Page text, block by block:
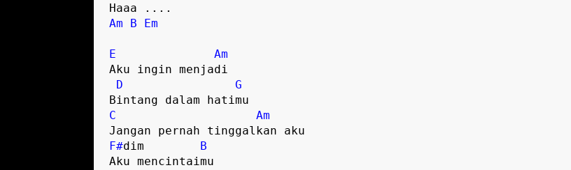
Am
B Em
E
Am
Aku ingin menjadi
D
G
C
Am
F#dim B
Aku mencintaimu